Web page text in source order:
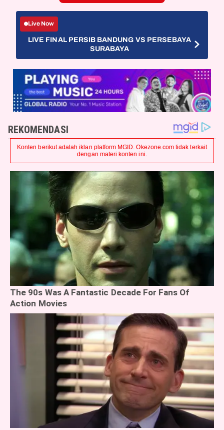
Live Now
LIVE FINAL PERSIB BANDUNG VS PERSEBAYA
SURABAYA